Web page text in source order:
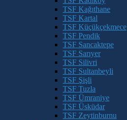
TSF Kağıthane
TSF Kartal
TSF Küçükçekmece
TSF Pendik
TSF Sancaktepe
TSF Sarıyer
TSF Silivri
TSF Sultanbeyli
TSF Şişli
TSF Tuzla
TSF Ümraniye
TSF Üsküdar
TSF Zeytinburnu